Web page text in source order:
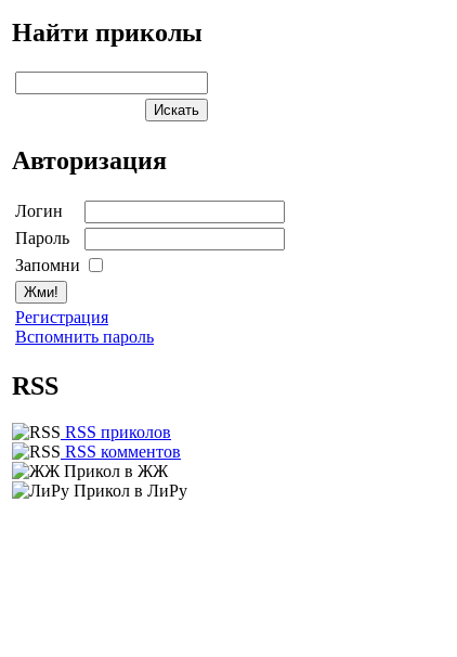
Найти приколы
Авторизация
Логин
Пароль
Запомни
Регистрация
Вспомнить пароль
RSS
RSS приколов
RSS комментов
Прикол в ЖЖ
Прикол в ЛиРу